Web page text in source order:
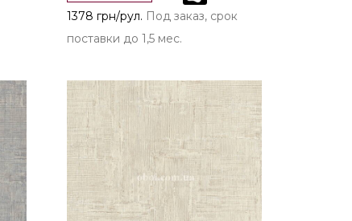
1378 грн/рул. Под заказ, срок
поставки до 1,5 мес.